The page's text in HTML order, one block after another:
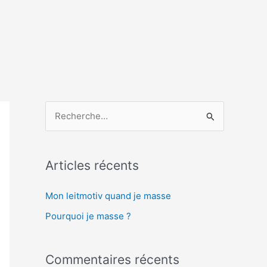
h
e
e
Articles récents
Mon leitmotiv quand je masse​
Pourquoi je masse ?
Commentaires récents